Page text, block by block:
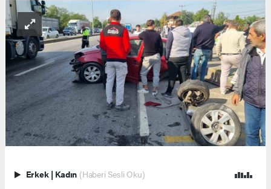
Erkek | Kadın (Haberi Sesli Oku)